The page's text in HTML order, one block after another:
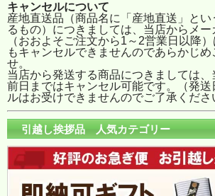
キャンセルについて
産地直送品（商品名に「産地直送」と
るもの）につきましては、当店からメ
（おおよそご注文から1～2営業日以降
もキャンセルできませんのであらかじめ
せ。
当店から発送する商品につきましては、
前日まではキャンセル可能です。（発送
ルはお受けできませんのでご了承くださ
引越し挨拶品 人気カテゴリー